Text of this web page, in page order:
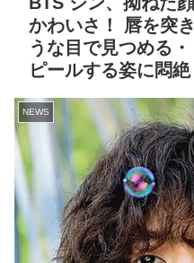
かわいさ！ 唇を突
うな目で見つめる
ピールする姿に悶絶
NEWS